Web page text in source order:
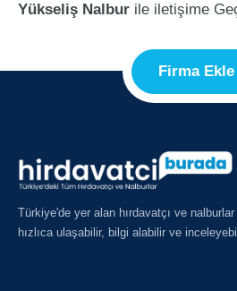
Yükseliş Nalbur ile iletişime
Firma Ekle
Türkiye'de yer alan hırdavatçı ve
hızlıca ulaşabilir, bilgi alabilir ve